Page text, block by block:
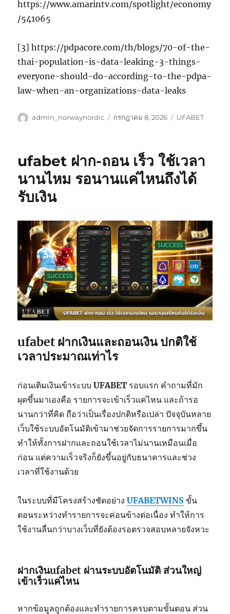
https://www.amarintv.com/spotlight/economy
/541065
[3] https://pdpacore.com/th/blogs/70-of-the-
thai-population-is-data-leaking-3-things-
everyone-should-do-according-to-the-pdpa-
law-when-an-organizations-data-leaks
ผู้
admin_norwaynordic
เขียน
กรกฎาคม 8, 2026
หมวด
UFABET
ufabet ฝาก-ถอน เร็ว ใช้เวลา
นานไหม รอนานแค่ไหนถึงได้
รับเงิน
ufabet ฝากเงินและถอนเงิน ปกติใช้
เวลาประมาณเท่าไร
ก่อนเติมเงินเข้าระบบUFABET รอบแรก คำถามที่มัก
ผุดขึ้นมาเองคือ รายการจะเข้าเร็วแค่ไหน และถ้ารอ
นานกว่าที่คิด ถือว่าเป็นเรื่องปกติหรือเปล่า ปัจจุบันหลาย
เว็บใช้ระบบอัตโนมัติเข้ามาช่วยจัดการรายการมากขึ้น
ทำให้ทั้งการฝากและถอนใช้เวลาไม่นานเหมือนเมื่อ
ก่อน แต่ความเร็วจริงก็ยังขึ้นอยู่กับธนาคารและช่วง
เวลาที่ใช้งานด้วย
ในระบบที่มีโครงสร้างชัดอย่างUFABETWINS ขั้น
ตอนระหว่างทำรายการจะค่อนข้างต่อเนื่อง ทำให้การ
ใช้งานลื่นกว่าบางเว็บที่ยังต้องรอตรวจสอบหลายจังหวะ
ฝากเงินufabet ผ่านระบบอัตโนมัติ ส่วนใหญ่
เข้าเร็วแค่ไหน
หากข้อมูลถูกต้องและทำรายการครบตามขั้นตอน ส่วน